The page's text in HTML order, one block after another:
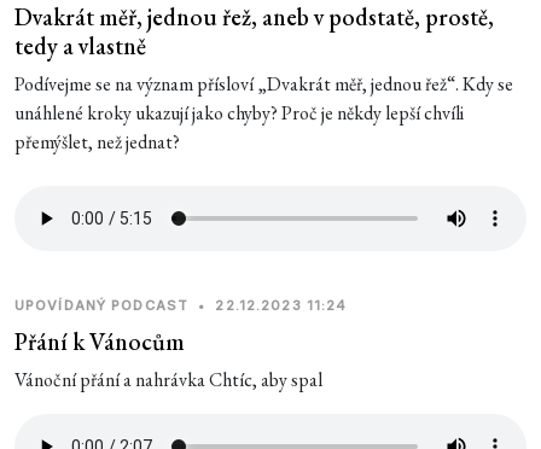
Dvakrát měř, jednou řež, aneb v podstatě, prostě,
tedy a vlastně
Podívejme se na význam přísloví „Dvakrát měř, jednou řež“. Kdy se
unáhlené kroky ukazují jako chyby? Proč je někdy lepší chvíli
přemýšlet, než jednat?
UPOVÍDANÝ PODCAST • 22.12.2023 11:24
Přání k Vánocům
Vánoční přání a nahrávka Chtíc, aby spal